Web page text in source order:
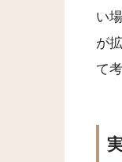
い
が
て